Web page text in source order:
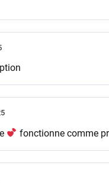
fonctionne comme